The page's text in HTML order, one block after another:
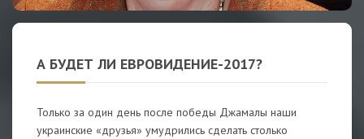
А БУДЕТ ЛИ ЕВРОВИДЕНИЕ-2017?
Только за один день после победы Джамалы наши
украинские «друзья» умудрились сделать столько